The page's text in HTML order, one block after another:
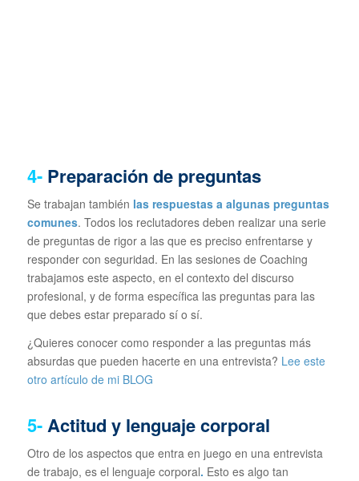
4- Preparación de preguntas
Se trabajan también las respuestas a algunas preguntas
comunes. Todos los reclutadores deben realizar una serie
de preguntas de rigor a las que es preciso enfrentarse y
responder con seguridad. En las sesiones de Coaching
trabajamos este aspecto, en el contexto del discurso
profesional, y de forma específica las preguntas para las
que debes estar preparado sí o sí.
¿Quieres conocer como responder a las preguntas más
absurdas que pueden hacerte en una entrevista? Lee este
otro artículo de mi BLOG
5-Actitud y lenguaje corporal
Otro de los aspectos que entra en juego en una entrevista
de trabajo, es el lenguaje corporal. Esto es algo tan